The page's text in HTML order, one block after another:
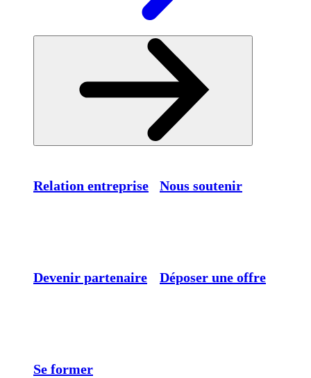
Relation entreprise Nous soutenir
Devenir partenaire Déposer une offre
Se former